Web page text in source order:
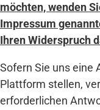
möchten, wenden
Impressum
Ihren Widerspruch
Sofern Sie uns eine
Plattform stellen,
erforderlichen